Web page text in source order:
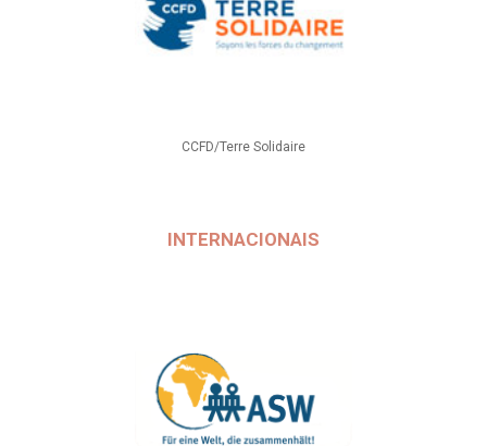
CCFD/Terre Solidaire
INTERNACIONAIS